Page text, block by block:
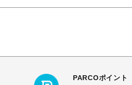
PARCOポイント